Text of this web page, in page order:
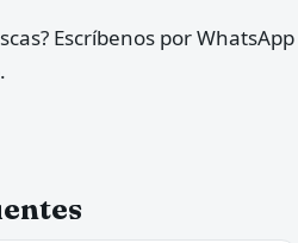
Escríbenos por WhatsApp